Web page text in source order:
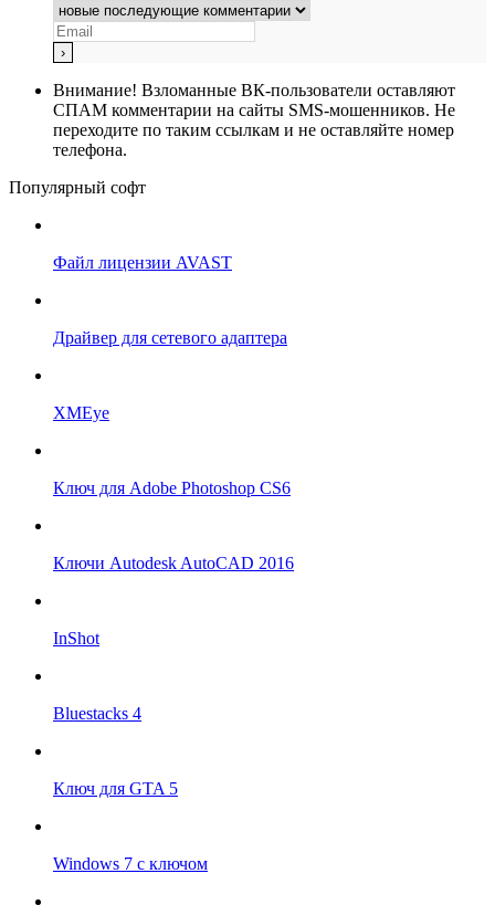
Внимание! Взломанные ВК-пользователи оставляют
СПАМ комментарии на сайты SMS-мошенников. Не
переходите по таким ссылкам и не оставляйте номер
телефона.
Популярный софт
Файл лицензии AVAST
Драйвер для сетевого адаптера
XMEye
Ключ для Adobe Photoshop CS6
Ключи Autodesk AutoCAD 2016
InShot
Bluestacks 4
Ключ для GTA 5
Windows 7 с ключом